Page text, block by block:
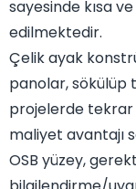
sayesinde kısa
edilmektedir.
Çelik ayak
panolar, sökülüp
projelerde tekrar
maliyet avantajı
OSB yüzey,